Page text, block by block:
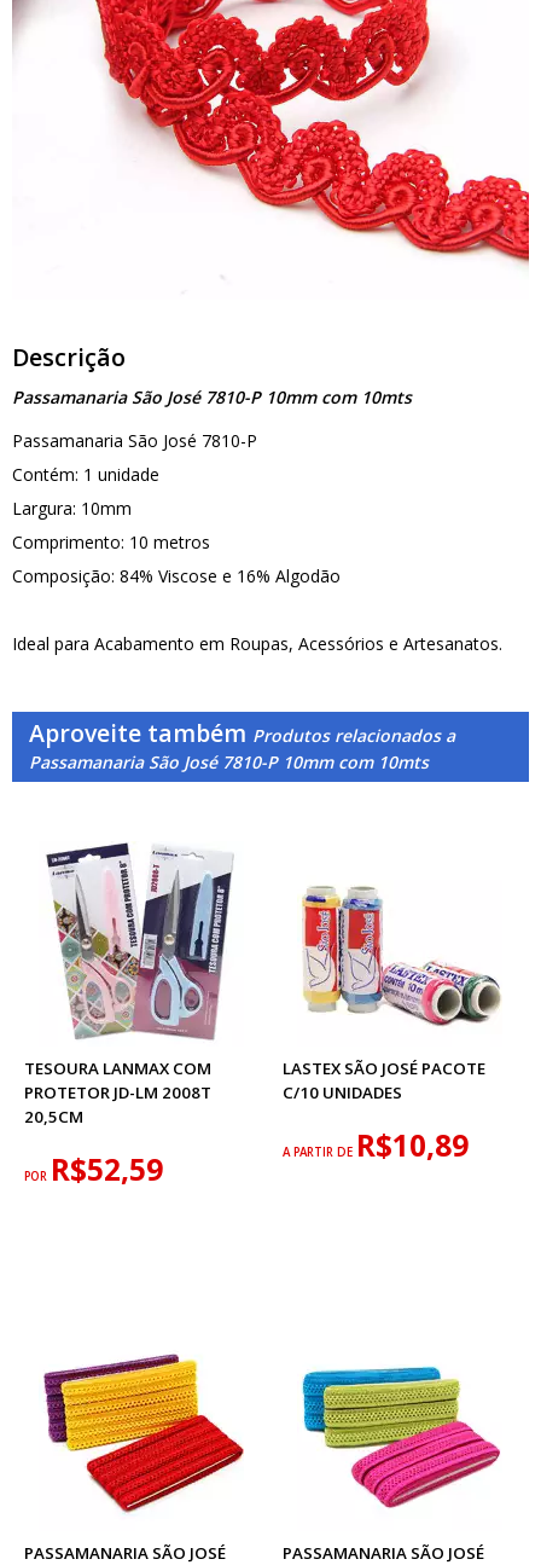
Descrição
Passamanaria São José 7810-P 10mm com 10mts
Passamanaria São José 7810-P
Contém: 1 unidade
Largura: 10mm
Comprimento: 10 metros
Composição: 84% Viscose e 16% Algodão
Ideal para Acabamento em Roupas, Acessórios e Artesanatos.
Aproveite também Produtos relacionados a
Passamanaria São José 7810-P 10mm com 10mts
TESOURA LANMAX COM
PROTETOR JD-LM 2008T
20,5CM
POR R$52,59
LASTEX SÃO JOSÉ PACOTE
C/10 UNIDADES
A PARTIR DE R$10,89
PASSAMANARIA SÃO JOSÉ
PASSAMANARIA SÃO JOSÉ